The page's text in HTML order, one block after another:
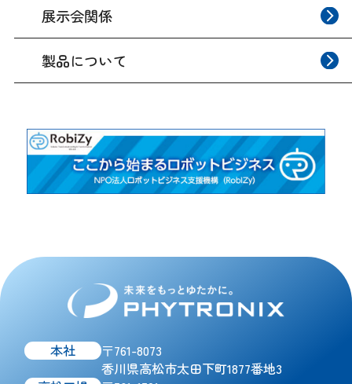
展示会関係
製品について
本社
〒761-8073
香川県高松市太田下町1877番地3